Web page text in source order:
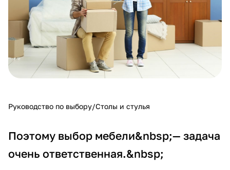
Руководство по выбору/Столы и стулья
Поэтому выбор мебели&nbsp;— задача
очень ответственная.&nbsp;